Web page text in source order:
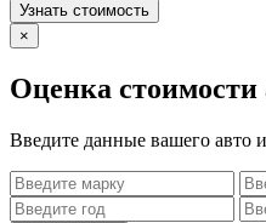
Узнать стоимость
×
Оценка стоимости
Введите данные вашего авто и